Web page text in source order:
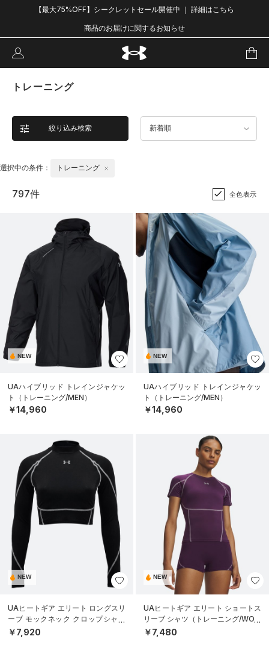
【最大75%OFF】シークレットセール開催中 ｜ 詳細はこちら
商品のお届けに関するお知らせ
トレーニング
絞り込み検索 新着順
選択中の条件： トレーニング
797件 全色表示
NEW
UAハイブリッド トレインジャケッ
ト（トレーニング/MEN）
￥14,960
NEW
UAハイブリッド トレインジャケッ
ト（トレーニング/MEN）
￥14,960
NEW
UAヒートギア エリート ロングスリ
ーブ モックネック クロップシャツ
（トレーニング/WOMEN）
￥7,920
NEW
UAヒートギア エリート ショートス
リーブ シャツ（トレーニング/WOM
EN）
￥7,480